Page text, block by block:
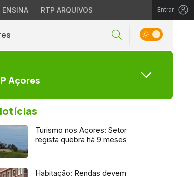
ENSINA RTP ARQUIVOS Entrar
Açores
Turismo nos Açores: Setor
regista quebra há 9 meses
Habitação: Rendas devem